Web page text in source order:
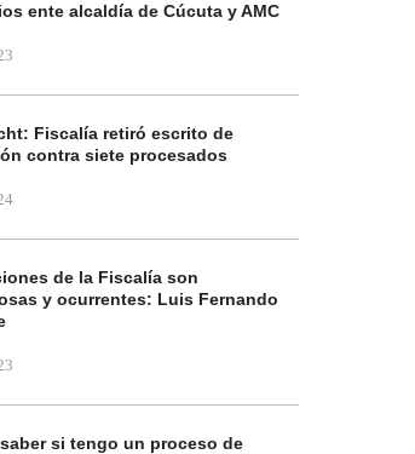
ente alcaldía de Cúcuta y AMC
Fiscalía retiró escrito de
contra siete procesados
de la Fiscalía son
y ocurrentes: Luis Fernando
si tengo un proceso de